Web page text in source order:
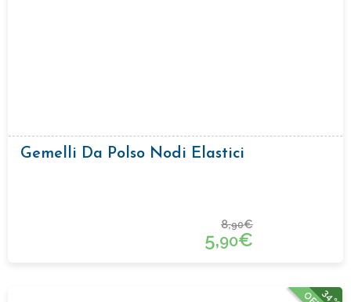
Gemelli Da Polso Nodi Elastici
8,90€
5,90€